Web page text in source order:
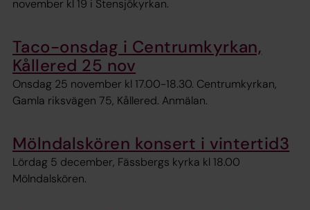
november kl 19 i Stensjökyrkan.
Taco-onsdag i Centrumkyrkan,
Kållered 25 nov
Onsdag 25 november kl 17.00-18.30. Centrumkyrkan,
Gamla riksvägen 75, Kållered. Anmälan.
Mölndalskören konsert i vintertid3
Lördag 5 december, Fässbergs kyrka kl 18.00
Mölndalskören.